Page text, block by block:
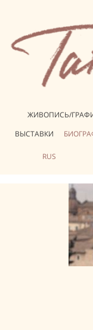
ЖИВОПИСЬ/
ВЫСТАВКИ
RUS